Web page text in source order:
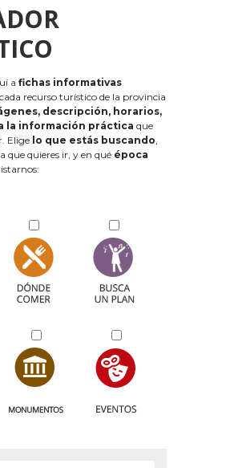
a fichas informativas
recurso turístico de la provincia
descripción, horarios,
la información práctica que
Elige lo que estás buscando,
que quieres ir, y en qué época